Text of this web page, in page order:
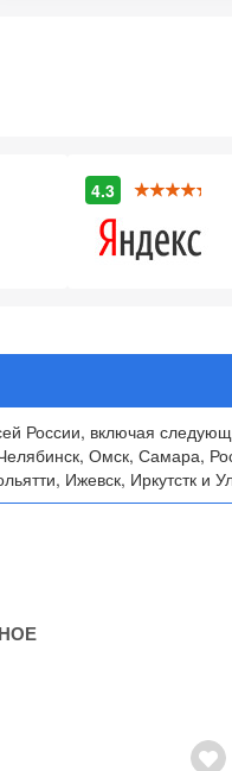
4.3
России, включая
Омск, Самара,
Ижевск, Иркутстк и